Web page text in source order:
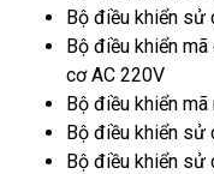
Bộ điều khiển sử
Bộ điều khiển
cơ AC 220V
Bộ điều khiển
Bộ điều khiển sử
Bộ điều khiển sử